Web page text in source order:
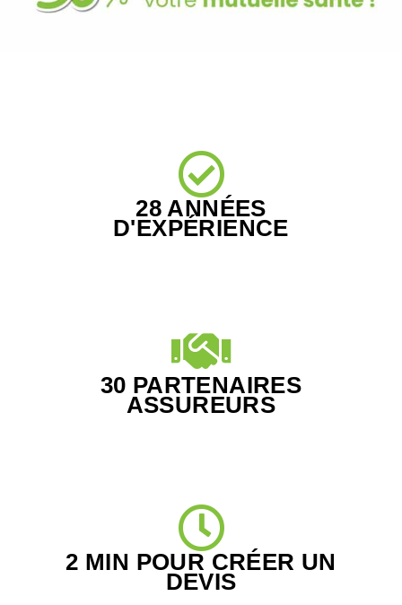
28 ANNÉES
D'EXPÉRIENCE
30 PARTENAIRES
ASSUREURS
2 MIN POUR CRÉER UN
DEVIS